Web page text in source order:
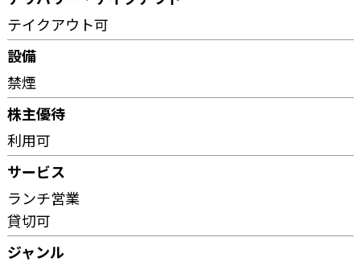
テイクアウト可
設備
禁煙
株主優待
利用可
サービス
ランチ営業
貸切可
ジャンル